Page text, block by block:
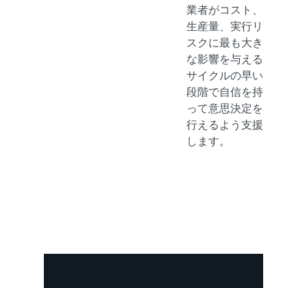
業者がコスト、
生産量、実行リ
スクに最も大き
な影響を与える
サイクルの早い
段階で自信を持
って意思決定を
行えるよう支援
します。